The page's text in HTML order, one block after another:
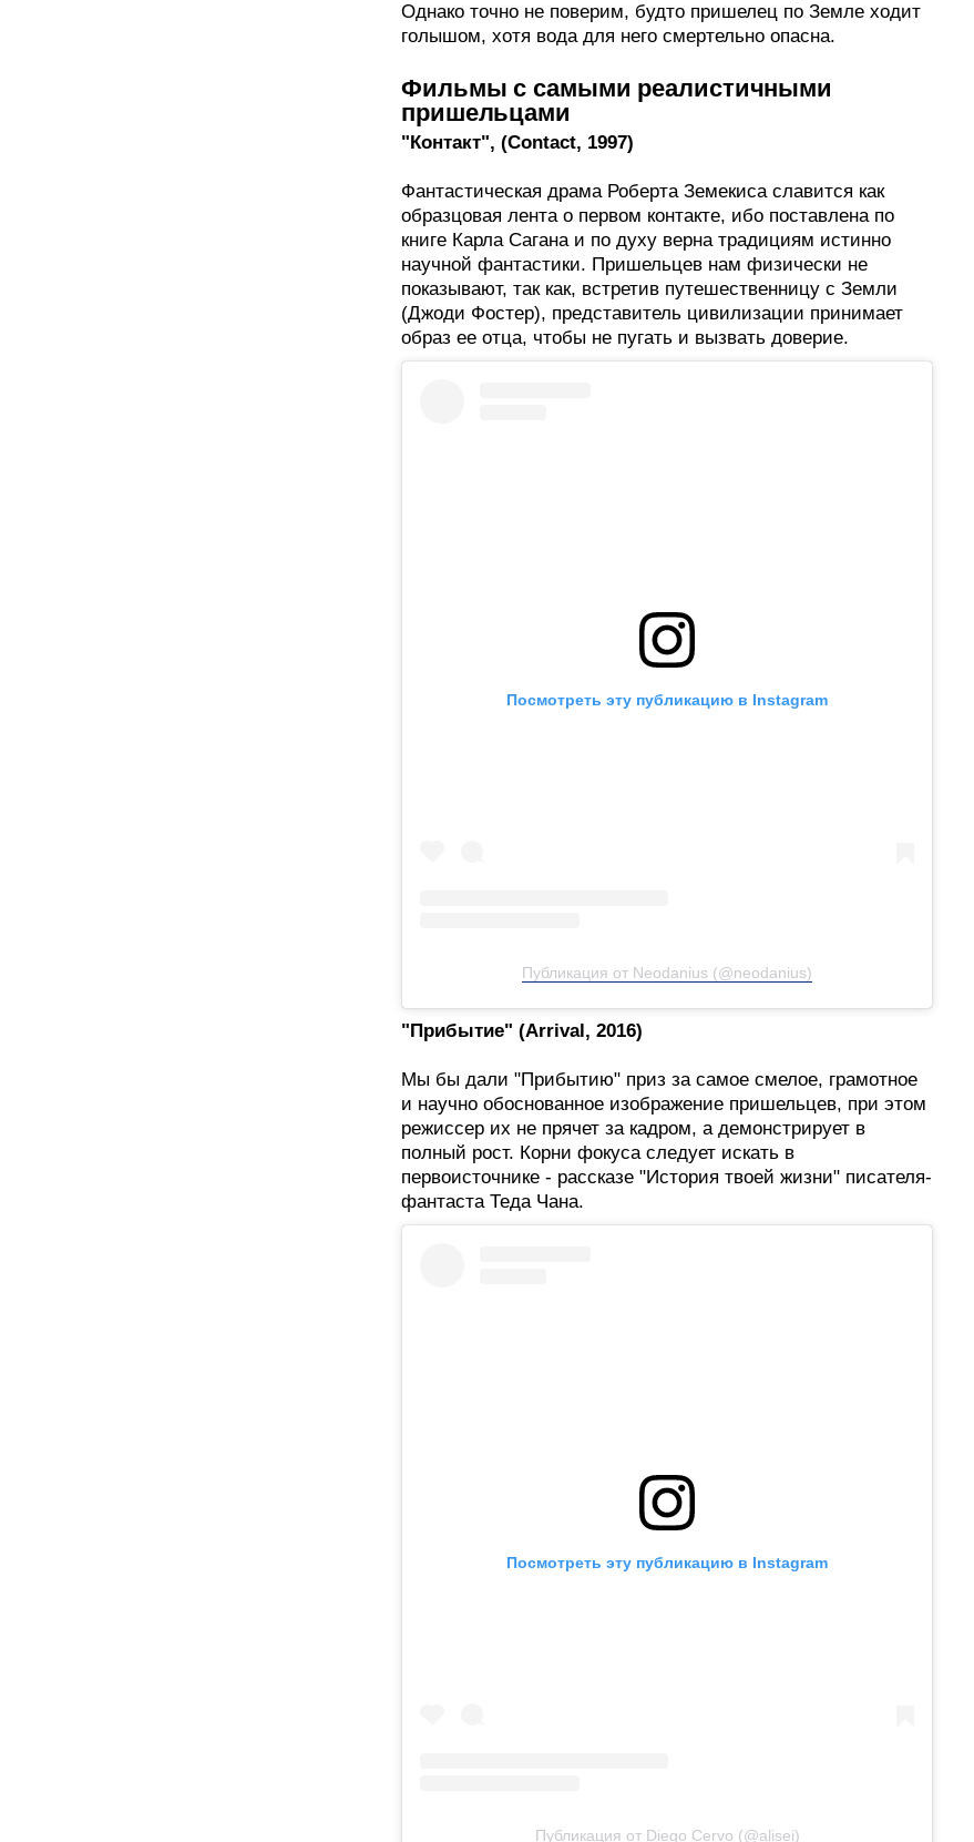
Однако точно не поверим, будто пришелец по Земле ходит
голышом, хотя вода для него смертельно опасна.
Фильмы с самыми реалистичными
пришельцами
"Контакт", (Contact, 1997)
Фантастическая драма Роберта Земекиса славится как
образцовая лента о первом контакте, ибо поставлена по
книге Карла Сагана и по духу верна традициям истинно
научной фантастики. Пришельцев нам физически не
показывают, так как, встретив путешественницу с Земли
(Джоди Фостер), представитель цивилизации принимает
образ ее отца, чтобы не пугать и вызвать доверие.
Посмотреть эту публикацию в Instagram
Публикация от Neodanius (@neodanius)
"Прибытие" (Arrival, 2016)
Мы бы дали "Прибытию" приз за самое смелое, грамотное
и научно обоснованное изображение пришельцев, при этом
режиссер их не прячет за кадром, а демонстрирует в
полный рост. Корни фокуса следует искать в
первоисточнике - рассказе "История твоей жизни" писателя-
фантаста Теда Чана.
Посмотреть эту публикацию в Instagram
Публикация от Diego Cervo (@alisei)